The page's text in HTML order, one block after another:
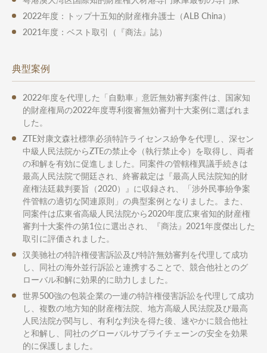
2022年度：トップ十五知的財産権弁護士（ALB China）
2021年度：ベスト取引（『商法』誌）
典型案例
2022年度を代理した「自動車」意匠無効審判案件は、国家知
的財産権局の2022年度専利復審無効審判十大案例に選ばれま
した。
ZTE対康文森社標準必須特許ライセンス紛争を代理し、深セン
中級人民法院からZTEの禁止令（執行禁止令）を取得し、両者
の和解を有効に促進しました。同案件の管轄権異議手続きは
最高人民法院で開廷され、終審裁定は『最高人民法院知的財
産権法廷裁判要旨（2020）』に収録され、「涉外民事紛争案
件管轄の適切な関連原則」の典型案例となりました。また、
同案件は広東省高級人民法院から2020年度広東省知的財産権
審判十大案件の第1位に選出され、『商法』2021年度傑出した
取引に評価されました。
汉美驰社の特許権侵害訴訟及び特許無効審判を代理して成功
し、同社の海外並行訴訟と連携することで、競合他社とのグ
ローバル和解に効果的に助力しました。
世界500強の包装企業の一連の特許権侵害訴訟を代理して成功
し、複数の地方知的財産権法院、地方高級人民法院及び最高
人民法院が関与し、有利な判決を得た後、速やかに競合他社
と和解し、同社のグローバルサプライチェーンの安全を効果
的に保護しました。